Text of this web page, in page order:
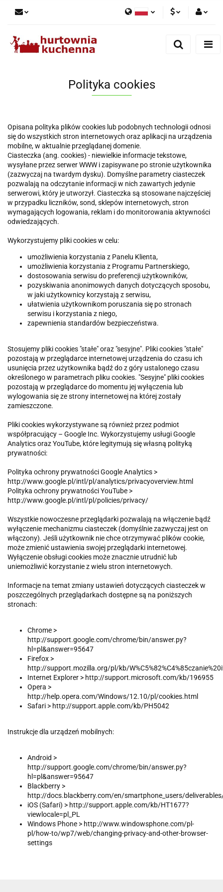
PLNZaloguj się
Polityka cookies
Opisana polityka plików cookies lub podobnych technologii odnosi
się do wszystkich stron internetowych oraz aplikacji na urządzenia
mobilne, w aktualnie przeglądanej domenie.
Ciasteczka (ang. cookies) - niewielkie informacje tekstowe,
wysyłane przez serwer WWW i zapisywane po stronie użytkownika
(zazwyczaj na twardym dysku). Domyślne parametry ciasteczek
pozwalają na odczytanie informacji w nich zawartych jedynie
serwerowi, który je utworzył. Ciasteczka są stosowane najczęściej
w przypadku liczników, sond, sklepów internetowych, stron
wymagających logowania, reklam i do monitorowania aktywności
odwiedzających.
Wykorzystujemy pliki cookies w celu:
umożliwienia korzystania z Panelu Klienta,
umożliwienia korzystania z Programu Partnerskiego,
dostosowania serwisu do preferencji użytkowników,
pozyskiwania anonimowych danych dotyczących sposobu,
w jaki użytkownicy korzystają z serwisu,
ułatwienia użytkownikom poruszania się po stronach
serwisu i korzystania z niego,
zapewnienia standardów bezpieczeństwa.
Stosujemy pliki cookies "stałe" oraz "sesyjne". Pliki cookies "stałe"
pozostają w przeglądarce internetowej urządzenia do czasu ich
usunięcia przez użytkownika bądź do z góry ustalonego czasu
określonego w parametrach pliku cookies. "Sesyjne" pliki cookies
pozostają w przeglądarce do momentu jej wyłączenia lub
wylogowania się ze strony internetowej na której zostały
zamieszczone.
Pliki cookies wykorzystywane są również przez podmiot
współpracujący – Google Inc. Wykorzystujemy usługi Google
Analytics oraz YouTube, które legitymują się własną polityką
prywatności:
Polityka ochrony prywatności Google Analytics >
http://www.google.pl/intl/pl/analytics/privacyoverview.html
Polityka ochrony prywatności YouTube >
http://www.google.pl/intl/pl/policies/privacy/
Wszystkie nowoczesne przeglądarki pozwalają na włączenie bądź
wyłączenie mechanizmu ciasteczek (domyślnie zazwyczaj jest on
włączony). Jeśli użytkownik nie chce otrzymywać plików cookie,
może zmienić ustawienia swojej przeglądarki internetowej.
Wyłączenie obsługi cookies może znacznie utrudnić lub
uniemożliwić korzystanie z wielu stron internetowych.
Informacje na temat zmiany ustawień dotyczących ciasteczek w
poszczególnych przeglądarkach dostępne są na poniższych
stronach:
Chrome >
http://support.google.com/chrome/bin/answer.py?
hl=pl&answer=95647
Firefox >
http://support.mozilla.org/pl/kb/
Internet Explorer > http://support.microsoft.com/kb/196955
Opera >
http://help.opera.com/Windows/12.10/pl/cookies.html
Safari > http://support.apple.com/kb/PH5042
Instrukcje dla urządzeń mobilnych:
Android >
http://support.google.com/chrome/bin/answer.py?
hl=pl&answer=95647
Blackberry >
http://docs.blackberry.com/en/smartphone_users/
iOS (Safari) > http://support.apple.com/kb/HT1677?
viewlocale=pl_PL
Windows Phone > http://www.windowsphone.com/pl-
pl/how-to/wp7/web/changing-privacy-and-other-browser-
settings